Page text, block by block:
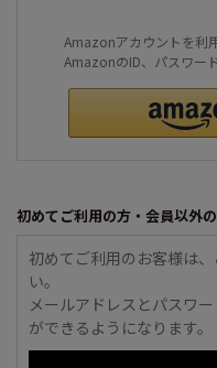
Amazonアカウントを利
AmazonのID、パスワー
初めてご利用の方・会員以外
初めてご利用のお客様は
い。
メールアドレスとパスワ
ができるようになります。